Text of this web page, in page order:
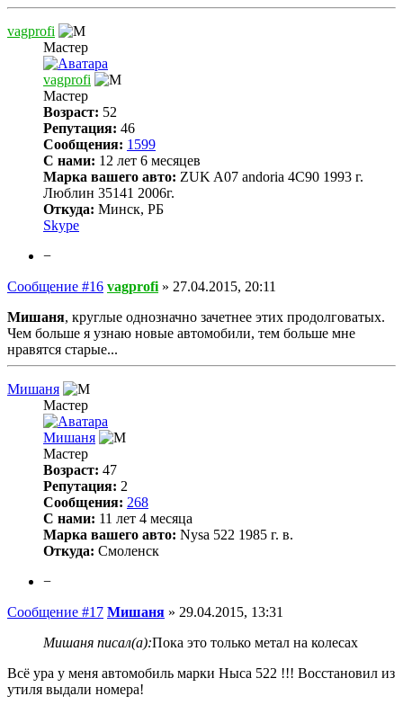
vagprofi
Мастер
vagprofi
Мастер
Возраст: 52
Репутация: 46
Сообщения: 1599
С нами: 12 лет 6 месяцев
Марка вашего авто: ZUK A07 andoria 4C90 1993 г.
Люблин 35141 2006г.
Откуда: Минск, РБ
Skype
−
Сообщение #16 vagprofi » 27.04.2015, 20:11
Мишаня, круглые однозначно зачетнее этих продолговатых.
Чем больше я узнаю новые автомобили, тем больше мне
нравятся старые...
Мишаня
Мастер
Мишаня
Мастер
Возраст: 47
Репутация: 2
Сообщения: 268
С нами: 11 лет 4 месяца
Марка вашего авто: Nysa 522 1985 г. в.
Откуда: Смоленск
−
Сообщение #17 Мишаня » 29.04.2015, 13:31
Мишаня писал(а):Пока это только метал на колесах
Всё ура у меня автомобиль марки Ныса 522 !!! Восстановил из
утиля выдали номера!